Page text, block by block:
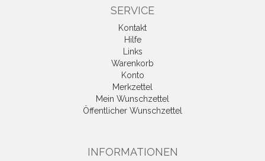
SERVICE
Kontakt
Hilfe
Links
Warenkorb
Konto
Merkzettel
Mein Wunschzettel
Öffentlicher Wunschzettel
INFORMATIONEN